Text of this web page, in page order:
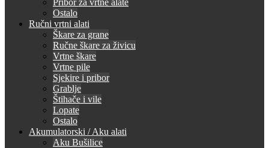
Ostalo
Ručni vrtni alati
Škare za grane
Ručne škare za živicu
Vrtne škare
Vrtne pile
Sjekire i pribor
Grablje
Štihače i vile
Lopate
Ostalo
Akumulatorski / Aku alati
Aku Bušilice